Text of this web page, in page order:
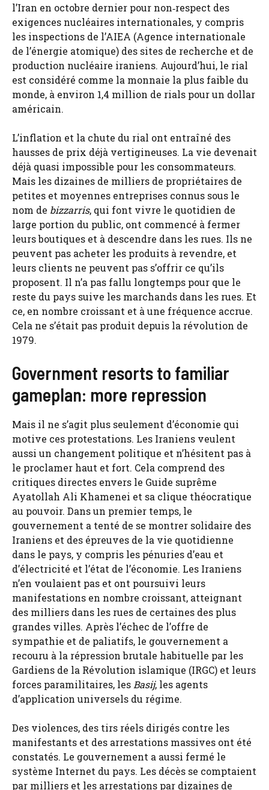
l’Iran en octobre dernier pour non‑respect des
exigences nucléaires internationales, y compris
les inspections de l’AIEA (Agence internationale
de l’énergie atomique) des sites de recherche et de
production nucléaire iraniens. Aujourd’hui, le rial
est considéré comme la monnaie la plus faible du
monde, à environ 1,4 million de rials pour un dollar
américain.
L’inflation et la chute du rial ont entraîné des
hausses de prix déjà vertigineuses. La vie devenait
déjà quasi impossible pour les consommateurs.
Mais les dizaines de milliers de propriétaires de
petites et moyennes entreprises connus sous le
nom de bizzarris, qui font vivre le quotidien de
large portion du public, ont commencé à fermer
leurs boutiques et à descendre dans les rues. Ils ne
peuvent pas acheter les produits à revendre, et
leurs clients ne peuvent pas s’offrir ce qu’ils
proposent. Il n’a pas fallu longtemps pour que le
reste du pays suive les marchands dans les rues. Et
ce, en nombre croissant et à une fréquence accrue.
Cela ne s’était pas produit depuis la révolution de
1979.
Government resorts to familiar
gameplan: more repression
Mais il ne s’agit plus seulement d’économie qui
motive ces protestations. Les Iraniens veulent
aussi un changement politique et n’hésitent pas à
le proclamer haut et fort. Cela comprend des
critiques directes envers le Guide suprême
Ayatollah Ali Khamenei et sa clique théocratique
au pouvoir. Dans un premier temps, le
gouvernement a tenté de se montrer solidaire des
Iraniens et des épreuves de la vie quotidienne
dans le pays, y compris les pénuries d’eau et
d’électricité et l’état de l’économie. Les Iraniens
n’en voulaient pas et ont poursuivi leurs
manifestations en nombre croissant, atteignant
des milliers dans les rues de certaines des plus
grandes villes. Après l’échec de l’offre de
sympathie et de paliatifs, le gouvernement a
recouru à la répression brutale habituelle par les
Gardiens de la Révolution islamique (IRGC) et leurs
forces paramilitaires, les Basij, les agents
d’application universels du régime.
Des violences, des tirs réels dirigés contre les
manifestants et des arrestations massives ont été
constatés. Le gouvernement a aussi fermé le
système Internet du pays. Les décès se comptaient
par milliers et les arrestations par dizaines de